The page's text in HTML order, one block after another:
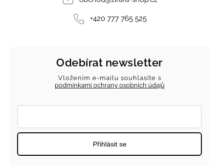
+420 777 765 525
Odebírat newsletter
Vložením e-mailu souhlasíte s
podmínkami ochrany osobních údajů
Přihlásit se